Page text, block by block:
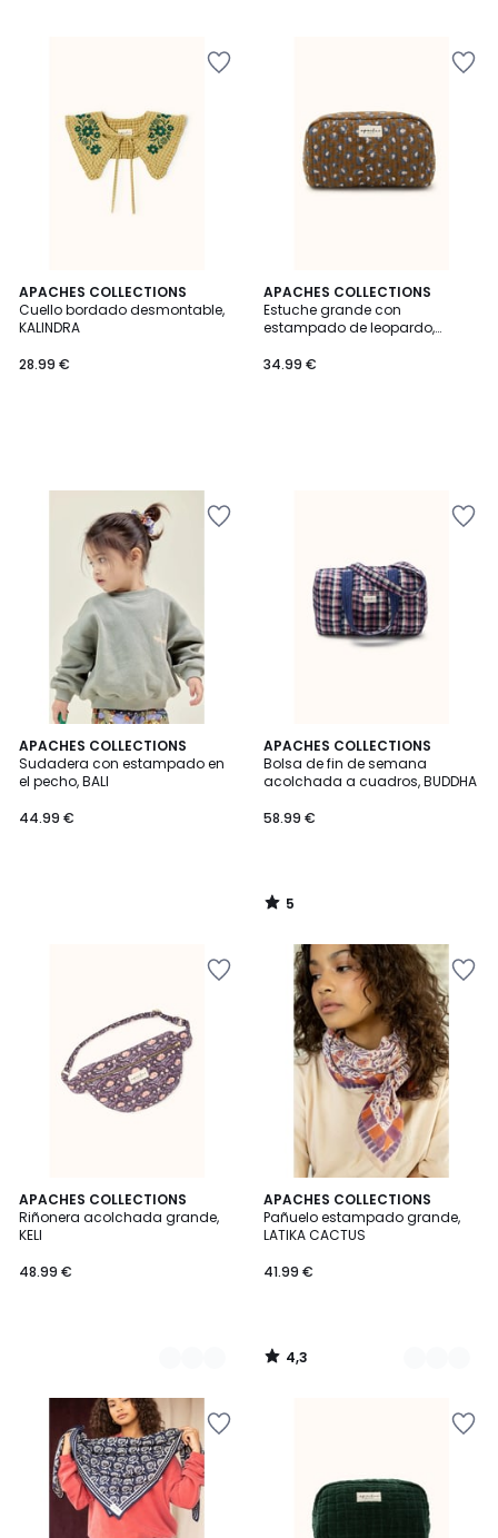
APACHES COLLECTIONS
Cuello bordado desmontable,
KALINDRA
28.99 €
APACHES COLLECTIONS
Estuche grande con
estampado de leopardo,
34.99 €
APACHES COLLECTIONS
Sudadera con estampado en
el pecho, BALI
44.99 €
APACHES COLLECTIONS
Bolsa de fin de semana
acolchada a cuadros, BUDDHA
58.99 €
5
/
5
5
/
APACHES COLLECTIONS
Riñonera acolchada grande,
KELI
48.99 €
2
Colores
APACHES COLLECTIONS
Pañuelo estampado grande,
LATIKA CACTUS
41.99 €
4,3
/ 5
2
Colores
4,3
/